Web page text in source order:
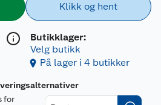
Klikk og hent
Butikklager:
Velg butikk
På lager i 4 butikker
for